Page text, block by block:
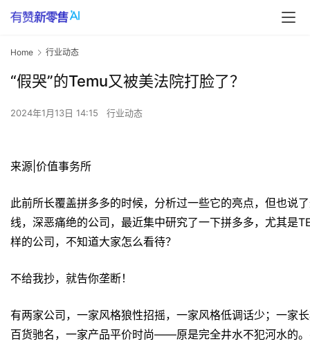
Home 行业动态
“假哭”的Temu又被美法院打脸了？
2024年1月13日 14:15 行业动态
来源|价值事务所
此前所长覆盖拼多多的时候，分析过一些它的亮点，但也说
线，深恶痛绝的公司，最近集中研究了一下拼多多，尤其是
样的公司，不知道大家怎么看待？
不给我抄，就告你垄断！
有两家公司，一家风格狼性招摇，一家风格低调话少；一家
百货驰名，一家产品平价时尚——原是完全井水不犯河水的